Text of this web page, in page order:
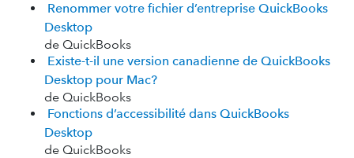
Renommer votre fichier d’entreprise QuickBooks
Desktop
de QuickBooks
Existe-t-il une version canadienne de QuickBooks
Desktop pour Mac?
de QuickBooks
Fonctions d’accessibilité dans QuickBooks
Desktop
de QuickBooks